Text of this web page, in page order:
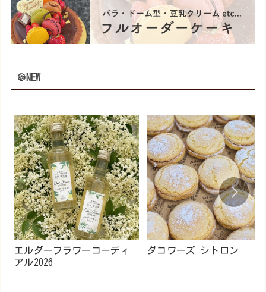
🍪NEW
エルダーフラワーコーディ
アル2026
ダコワーズ シトロン